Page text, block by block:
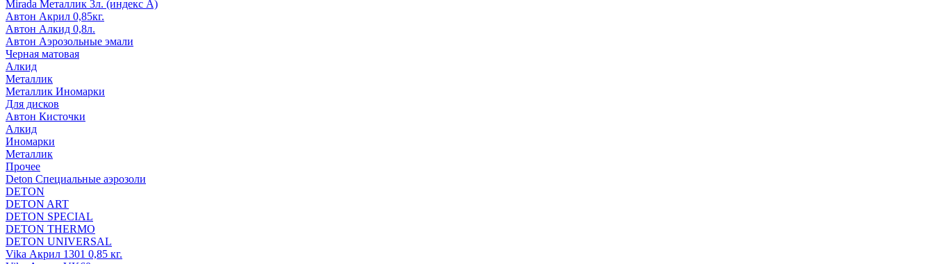
Mirada Металлик 3л. (индекс А)
Автон Акрил 0,85кг.
Автон Алкид 0,8л.
Автон Аэрозольные эмали
Черная матовая
Алкид
Металлик
Металлик Иномарки
Для дисков
Автон Кисточки
Алкид
Иномарки
Металлик
Прочее
Deton Специальные аэрозоли
DETON
DETON ART
DETON SPECIAL
DETON THERMO
DETON UNIVERSAL
Vika Акрил 1301 0,85 кг.